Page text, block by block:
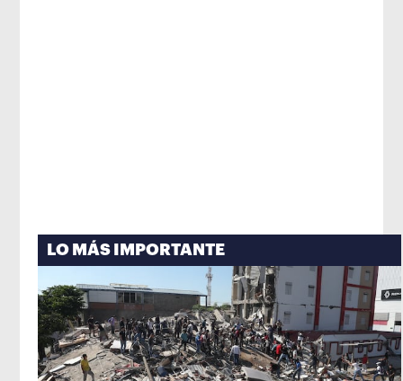
LO MÁS IMPORTANTE